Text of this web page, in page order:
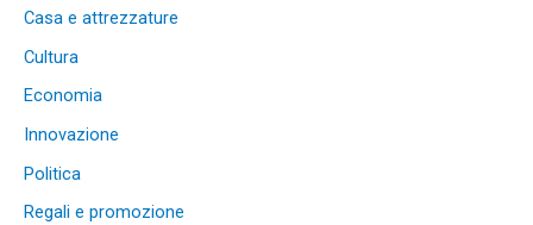
Casa e attrezzature
Cultura
Economia
Innovazione
Politica
Regali e promozione